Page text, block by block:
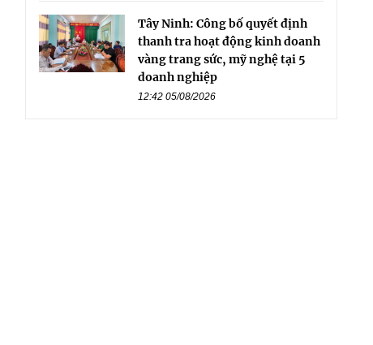
Tây Ninh: Công bố quyết định
thanh tra hoạt động kinh doanh
vàng trang sức, mỹ nghệ tại 5
doanh nghiệp
12:42 05/08/2026